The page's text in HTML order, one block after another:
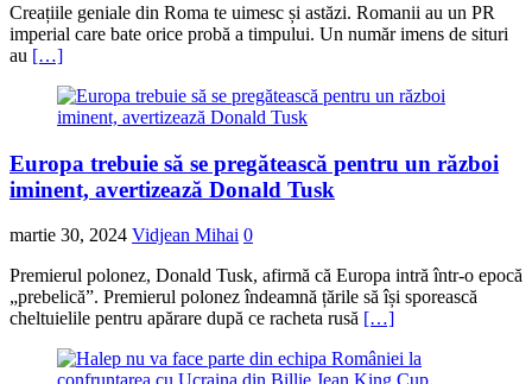
Creațiile geniale din Roma te uimesc și astăzi. Romanii au un PR
imperial care bate orice probă a timpului. Un număr imens de situri
au […]
Europa trebuie să se pregătească pentru un război
iminent, avertizează Donald Tusk
martie 30, 2024 Vidjean Mihai 0
Premierul polonez, Donald Tusk, afirmă că Europa intră într-o epocă
„prebelică”. Premierul polonez îndeamnă țările să își sporească
cheltuielile pentru apărare după ce racheta rusă […]